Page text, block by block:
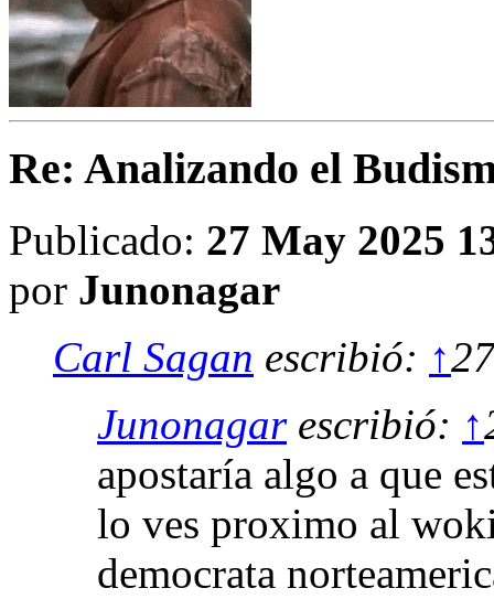
Re: Analizando el
Publicado: 27 May 2025
por Junonagar
Carl Sagan escribió: ↑
Junonagarescribió: ↑
apostaría algo a que
lo ves proximo al
democrata